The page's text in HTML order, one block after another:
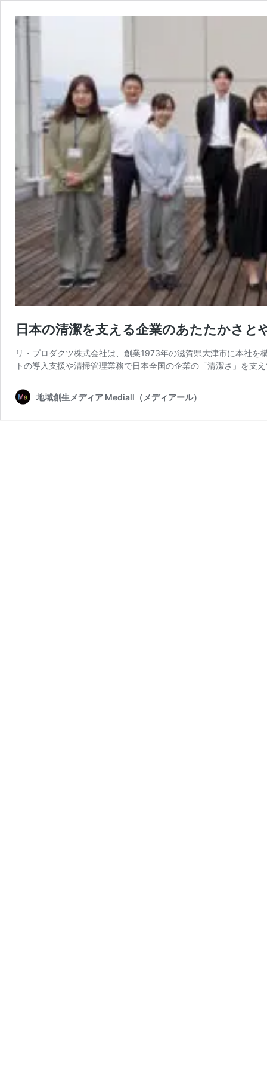
日本の清潔を支える企業のあたたかさ
リ・プロダクツ株式会社は、創業1973年の滋賀県大津市に本社
トの導入支援や清掃管理業務で日本全国の企業の「清潔さ」を支
地域創生メディア Mediall（メディアール）